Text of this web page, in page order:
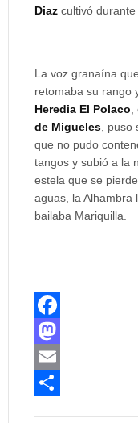
Diaz cultivó durante
La voz granaína
retomaba su rango
Heredia El Polaco
de Migueles ,
que no pudo
tangos y subió a la
estela que se
aguas, la Alhambra
bailaba Mariquilla.
F
a
c
M
aE